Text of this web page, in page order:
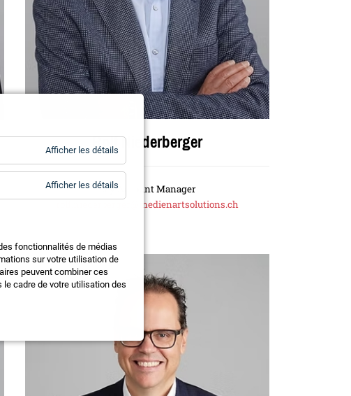
Rolf Niederberger
Key Account Manager
rolf.niederberger@medienartsolutions.ch
Afficher les détails
Afficher les détails
Essentiels
fonctionnalités de médias
sur votre utilisation de
peuvent combiner ces
cadre de votre utilisation des